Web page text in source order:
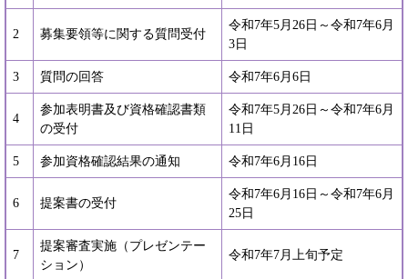
2 募集要領等に関する質問受付
令和7年5月26日～令和7年6月
3日
3 質問の回答 令和7年6月6日
4
参加表明書及び資格確認書類
の受付
令和7年5月26日～令和7年6月
11日
5 参加資格確認結果の通知 令和7年6月16日
6 提案書の受付
令和7年6月16日～令和7年6月
25日
7
提案審査実施（プレゼンテー
ション）
令和7年7月上旬予定